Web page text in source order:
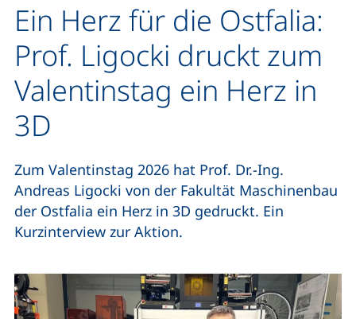
Ein Herz für die Ostfalia:
Prof. Ligocki druckt zum
Valentinstag ein Herz in
3D
Zum Valentinstag 2026 hat Prof. Dr.-Ing.
Andreas Ligocki von der Fakultät Maschinenbau
der Ostfalia ein Herz in 3D gedruckt. Ein
Kurzinterview zur Aktion.